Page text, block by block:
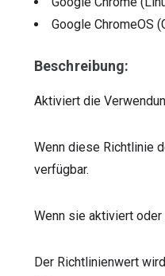
Google ChromeOS
Beschreibung:
Aktiviert die
Wenn diese Richtlinie
verfügbar.
Wenn sie aktiviert
Der Richtlinienwert